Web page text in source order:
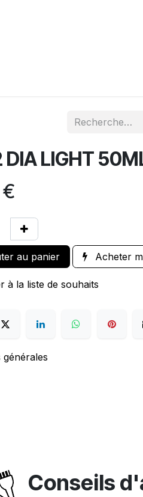
LIGHT
€
au panier Acheter
à la liste de souhaits
générales
Conseils